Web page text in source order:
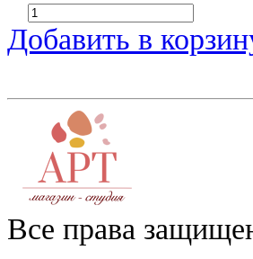
Добавить в
Все права